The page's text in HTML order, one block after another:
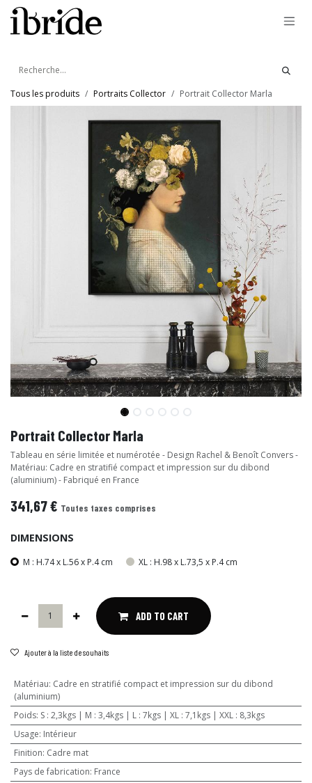
Se rendre au contenu
Tous les produits Portraits Collector Portrait Collector Marla
Portrait Collector Marla
Tableau en série limitée et numérotée - Design Rachel & Benoît Convers -
Matériau: Cadre en stratifié compact et impression sur du dibond
(aluminium) - Fabriqué en France
341,67€ Toutes taxes comprises
DIMENSIONS
M : H.74 x L.56 x P.4 cm XL : H.98 x L.73,5 x P.4 cm
ADD TO CART
Ajouter à la liste de souhaits
Matériau: Cadre en stratifié compact et impression sur du dibond
(aluminium)
Poids: S : 2,3kgs | M : 3,4kgs | L : 7kgs | XL : 7,1kgs | XXL : 8,3kgs
Usage: Intérieur
Finition: Cadre mat
Pays de fabrication: France